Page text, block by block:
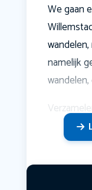
We gaan
namelijk